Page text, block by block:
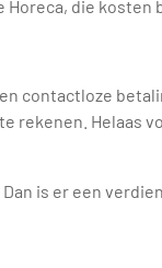
die kosten
contactloze
rekenen. Helaas
is er een